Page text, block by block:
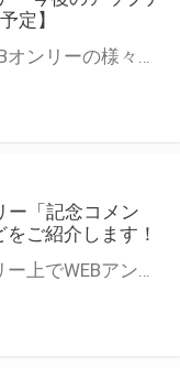
定】
とらのあなでは、WEBオンリーの様々な支援を実施しています。 今回は2021年9月に実装を予定しているアップデート情報についてご紹介いたします。 とらのあなWEBオンリーサイトはこちら
ー「記念コメン
ご紹介します！
とらのあなWEBオンリー上でWEBアンソロジーが作成できる「記念コメント」について、その使い方や作成手順を解説します！ 支援タイプを「サークル参加型」「サークル参加型・マルシェ(イベント会場)機能付き」でお申し込みいただいている主催者様はぜひご活用ください♪ とらのあなWEBオンリーサイトはこちら